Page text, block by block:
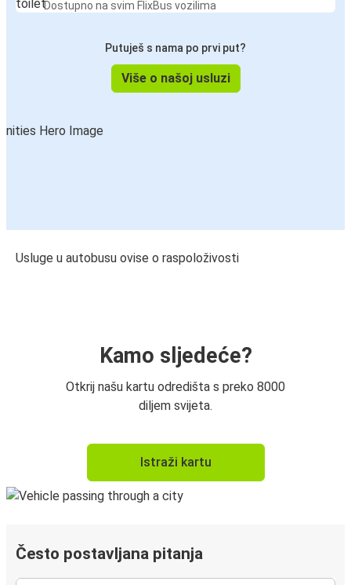
Dostupno na svim FlixBus vozilima
Putuješ s nama po prvi put?
Više o našoj usluzi
Usluge u autobusu ovise o raspoloživosti
Kamo sljedeće?
Otkrij našu kartu odredišta s preko 8000
diljem svijeta.
Istraži kartu
Često postavljana pitanja